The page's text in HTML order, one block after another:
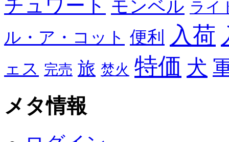
チュワート モンベル ライ
ル・ア・コット 便利 入荷
ェス 完売 旅 焚火 特価 犬
メタ情報